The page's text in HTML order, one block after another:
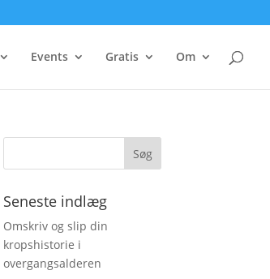
Events Gratis Om
Seneste indlæg
Omskriv og slip din
kropshistorie i
overgangsalderen